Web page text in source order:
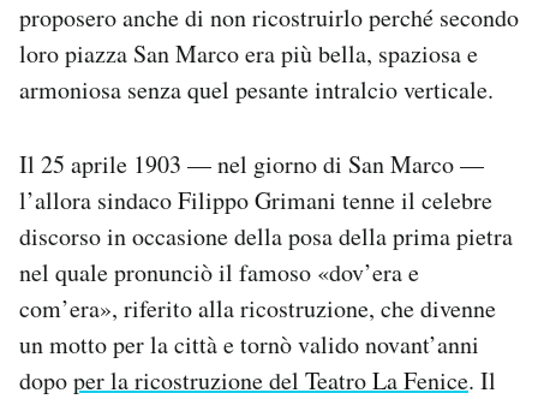
proposero anche di non ricostruirlo perché secondo
loro piazza San Marco era più bella, spaziosa e
armoniosa senza quel pesante intralcio verticale.
Il 25 aprile 1903 — nel giorno di San Marco —
l’allora sindaco Filippo Grimani tenne il celebre
discorso in occasione della posa della prima pietra
nel quale pronunciò il famoso «dov’era e
com’era», riferito alla ricostruzione, che divenne
un motto per la città e tornò valido novant’anni
dopoper la ricostruzione del Teatro La Fenice. Il